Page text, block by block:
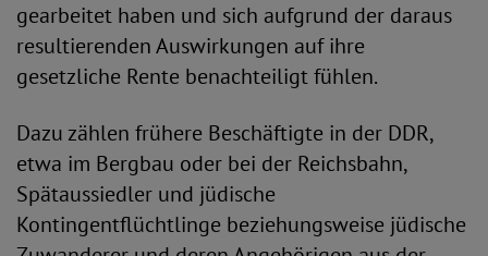
gearbeitet haben und sich aufgrund der daraus
resultierenden Auswirkungen auf ihre
gesetzliche Rente benachteiligt fühlen.
Dazu zählen frühere Beschäftigte in der DDR,
etwa im Bergbau oder bei der Reichsbahn,
Spätaussiedler und jüdische
Kontingentflüchtlinge beziehungsweise jüdische